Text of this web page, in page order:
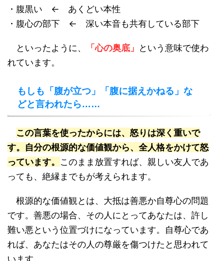
・腹黒い ← あくどい本性
・腹心の部下 ← 深い本音も共有している部下
といったように、 「心の奥底」
という意味で使わ
れています。
もしも「腹が立つ」「腹に据えかねる」な
どと言われたら……
この言葉を使ったからには、怒りは深く重いで
す。自分の根源的な価値観から、全人格をかけて怒
っています。 このまま放置すれば、親しい友人であ
っても、絶縁までもが考えられます。
根源的な価値観とは、大抵は善悪か自尊心の問題
です。善悪の場合、その人にとってあなたは、許し
難い悪という位置づけになっています。自尊心であ
れば、あなたはその人の尊厳を傷つけたと思われて
います。